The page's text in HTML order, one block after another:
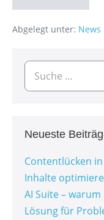
Abgelegt unter: News
Neueste
Contentlücken
Inhalte
AI Suite –
Lösung für